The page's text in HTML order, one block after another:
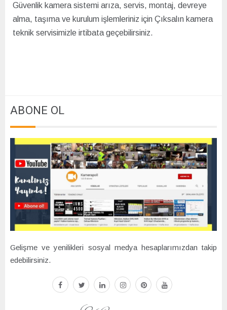
Güvenlik kamera sistemi arıza, servis, montaj, devreye
alma, taşıma ve kurulum işlemleriniz için Çıksalın kamera
teknik servisimizle irtibata geçebilirsiniz.
ABONE OL
Gelişme ve yenilikleri sosyal medya hesaplarımızdan takip
edebilirsiniz.
facebook
twitter linkedininstagrampinterestyoutube